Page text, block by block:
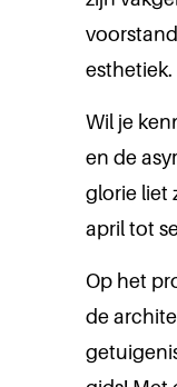
esthetiek.
Wil je
en de
glorie liet
april tot
Op het
de